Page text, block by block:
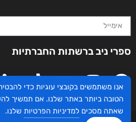
₪35
₪65
ספרי ניב ברשתות החברתיות
אנו משתמשים בקובצי עוגיות כדי
הטובה ביותר באתר שלנו. אם תמשיך
שאתה מסכים למדיניות הפרטיות שלנו.